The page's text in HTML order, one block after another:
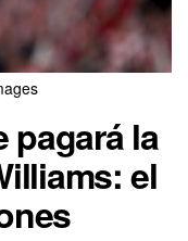
pagará la
el